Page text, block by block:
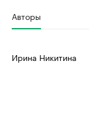
Авторы
Ирина Никитина